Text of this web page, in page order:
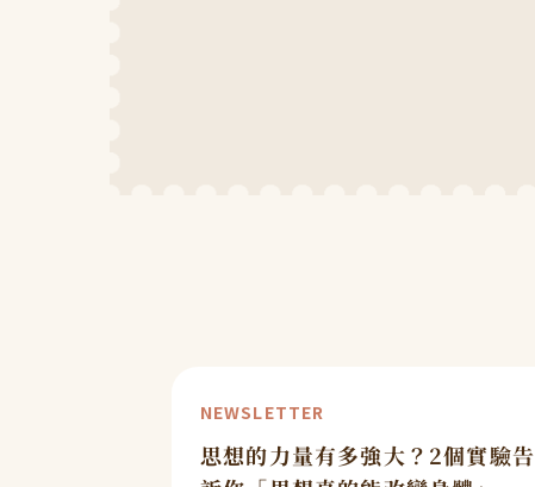
NEWSLETTER
思想的力量有多強大？2個實驗告